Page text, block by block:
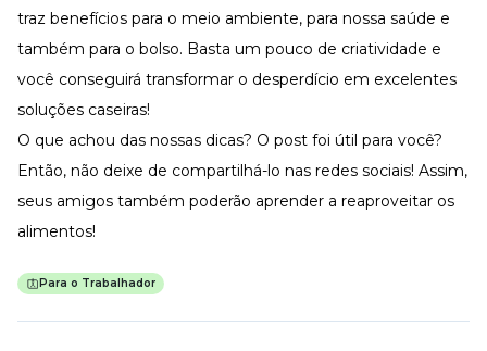
traz benefícios para o meio ambiente, para nossa saúde e
também para o bolso. Basta um pouco de criatividade e
você conseguirá transformar o desperdício em excelentes
soluções caseiras!
O que achou das nossas dicas? O post foi útil para você?
Então, não deixe de compartilhá-lo nas redes sociais! Assim,
seus amigos também poderão aprender a reaproveitar os
alimentos!
Para o Trabalhador